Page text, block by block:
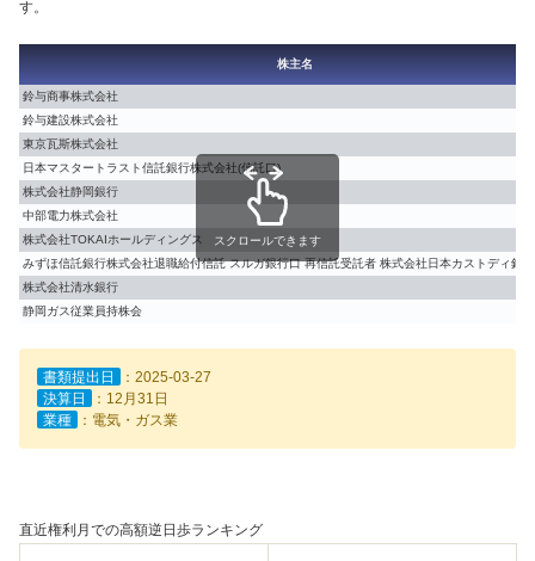
す。
株主名
鈴与商事株式会社
鈴与建設株式会社
東京瓦斯株式会社
日本マスタートラスト信託銀行株式会社(信託口)
株式会社静岡銀行
中部電力株式会社
株式会社TOKAIホールディングス
みずほ信託銀行株式会社退職給付信託 スルガ銀行口 再信託受託者 株式会社日本カストディ銀
株式会社清水銀行
静岡ガス従業員持株会
スクロールできます
書類提出日
：2025-03-27
決算日
：12月31日
業種
：電気・ガス業
直近権利月での高額逆日歩ランキング